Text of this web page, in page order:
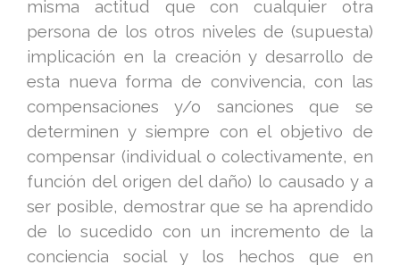
misma actitud que con cualquier otra
persona de los otros niveles de (supuesta)
implicación en la creación y desarrollo de
esta nueva forma de convivencia, con las
compensaciones y/o sanciones que se
determinen y siempre con el objetivo de
compensar (individual o colectivamente, en
función del origen del daño) lo causado y a
ser posible, demostrar que se ha aprendido
de lo sucedido con un incremento de la
conciencia social y los hechos que en